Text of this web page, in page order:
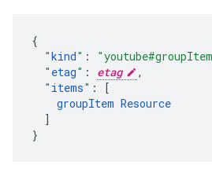
"kind" :
" etag" : etag
,
" items" :
[
groupItem Resource
]
}